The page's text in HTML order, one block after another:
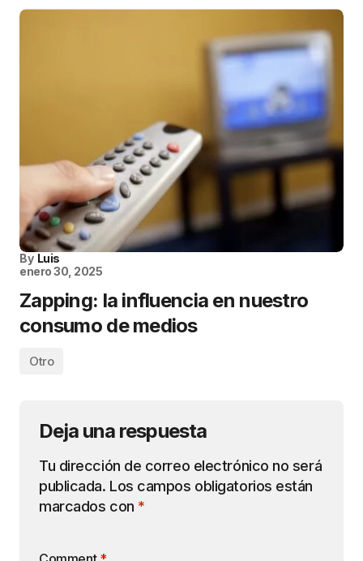
By Luis
enero 30, 2025
Zapping: la influencia en nuestro
consumo de medios
Otro
Deja una respuesta
Tu dirección de correo electrónico no será
publicada. Los campos obligatorios están
marcados con *